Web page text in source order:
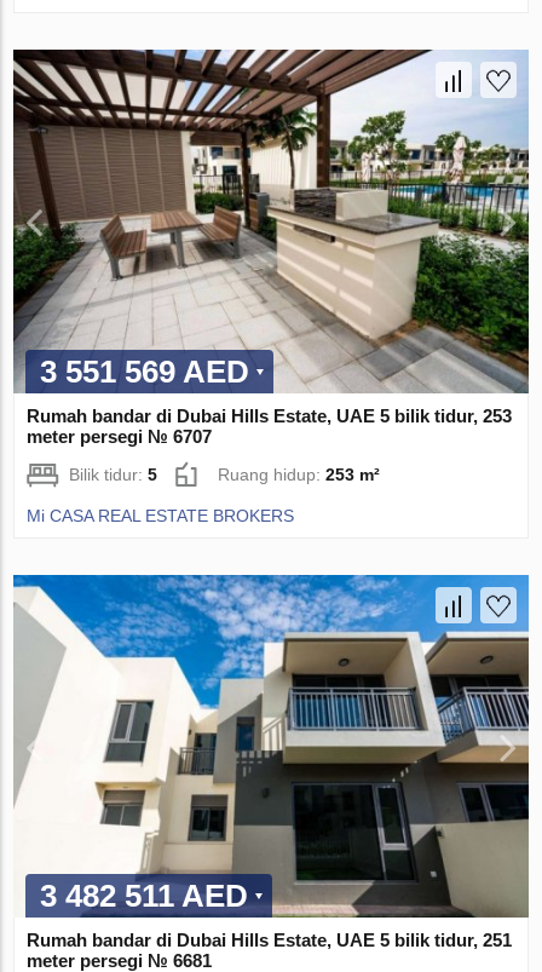
3 551 569 AED
Rumah bandar di Dubai Hills Estate, UAE 5 bilik tidur, 253
meter persegi № 6707
Bilik tidur:5 Ruang hidup:253 m²
Mi CASA REAL ESTATE BROKERS
3 482 511 AED
Rumah bandar di Dubai Hills Estate, UAE 5 bilik tidur, 251
meter persegi № 6681